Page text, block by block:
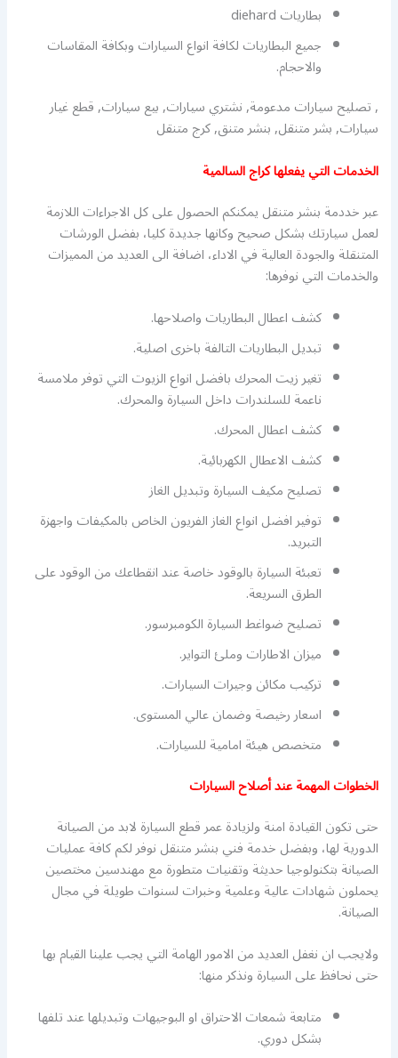
بطاريات diehard
جميع البطاريات لكافة انواع السيارات وبكافة المقاسات
والاحجام.
, تصليح سيارات مدعومة, نشتري سيارات, بيع سيارات, قطع غيار
سيارات, بشر متنقل, بنشر متنق, كرج متنقل
الخدمات التي يفعلها كراج السالمية
عبر خددمة بنشر متنقل يمكنكم الحصول على كل الاجراءات اللازمة
لعمل سيارتك بشكل صحيح وكانها جديدة كليا، بفضل الورشات
المتنقلة والجودة العالية في الاداء، اضافة الى العديد من المميزات
والخدمات التي نوفرها:
كشف اعطال البطاريات واصلاحها.
تبديل البطاريات التالفة باخرى اصلية.
تغير زيت المحرك بافضل انواع الزيوت التي توفر ملامسة
ناعمة للسلندرات داخل السيارة والمحرك.
كشف اعطال المحرك.
كشف الاعطال الكهربائية.
تصليح مكيف السيارة وتبديل الغاز
توفير افضل انواع الغاز الفريون الخاص بالمكيفات واجهزة
التبريد.
تعبئة السيارة بالوقود خاصة عند انقطاعك من الوقود على
الطرق السريعة.
تصليح ضواغط السيارة الكومبرسور.
ميزان الاطارات وملئ التواير.
تركيب مكائن وجيرات السيارات.
اسعار رخيصة وضمان عالي المستوى.
متخصص هيئة امامية للسيارات.
الخطوات المهمة عند أصلاح السيارات
حتى تكون القيادة امنة ولزيادة عمر قطع السيارة لابد من الصيانة
الدورية لها، وبفضل خدمة فني بنشر متنقل نوفر لكم كافة عمليات
الصيانة بتكنولوجيا حديثة وتقنيات متطورة مع مهندسين مختصين
يحملون شهادات عالية وعلمية وخبرات لسنوات طويلة في مجال
الصيانة.
ولايجب ان نغفل العديد من الامور الهامة التي يجب علينا القيام بها
حتى نحافظ على السيارة ونذكر منها:
متابعة شمعات الاحتراق او البوجيهات وتبديلها عند تلفها
بشكل دوري.